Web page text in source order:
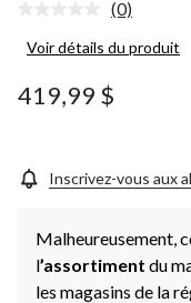
Aucune
pour
produit.
Lien
page.
(0)
Voir détails du produit
419,99 $
Inscrivez-vous aux
Malheureusement,
l’assortiment du
les magasins de la